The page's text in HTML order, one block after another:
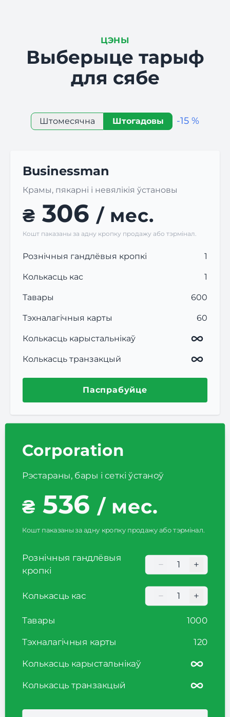
ЦЭНЫ
Выберыце тарыф
для сябе
Штомесячна Штогадовы -15 %
Businessman
Крамы, пякарні і невялікія ўстановы
₴ 306 / мес.
Кошт паказаны за адну кропку продажу або тэрмінал.
Рознічныя гандлёвыя кропкі 1
Колькасць кас 1
Тавары 600
Тэхналагічныя карты 60
Колькасць карыстальнікаў
Колькасць транзакцый
Паспрабуйце
Corporation
Рэстараны, бары і сеткі ўстаноў
₴ 536/ мес.
Кошт паказаны за адну кропку продажу або тэрмінал.
Рознічныя гандлёвыя
кропкі
Кількість
− +
Колькасць кас
Кількість
− +
Тавары 1000
Тэхналагічныя карты 120
Колькасць карыстальнікаў
Колькасць транзакцый